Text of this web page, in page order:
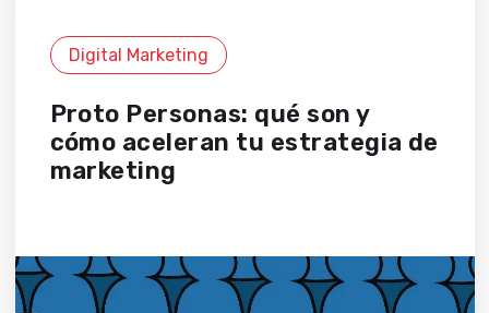
Digital Marketing
Proto Personas: qué son y
cómo aceleran tu estrategia de
marketing